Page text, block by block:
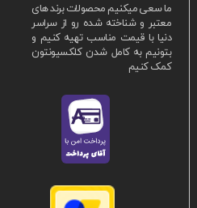
ما سعی میکنیم محصولات برند های
معتبر و شناخته شده رو از سراسر
دنیا با قیمت مناسب تهیه کنیم و
بتونیم به کامل شدن کلکسیونتون
کمک کنیم